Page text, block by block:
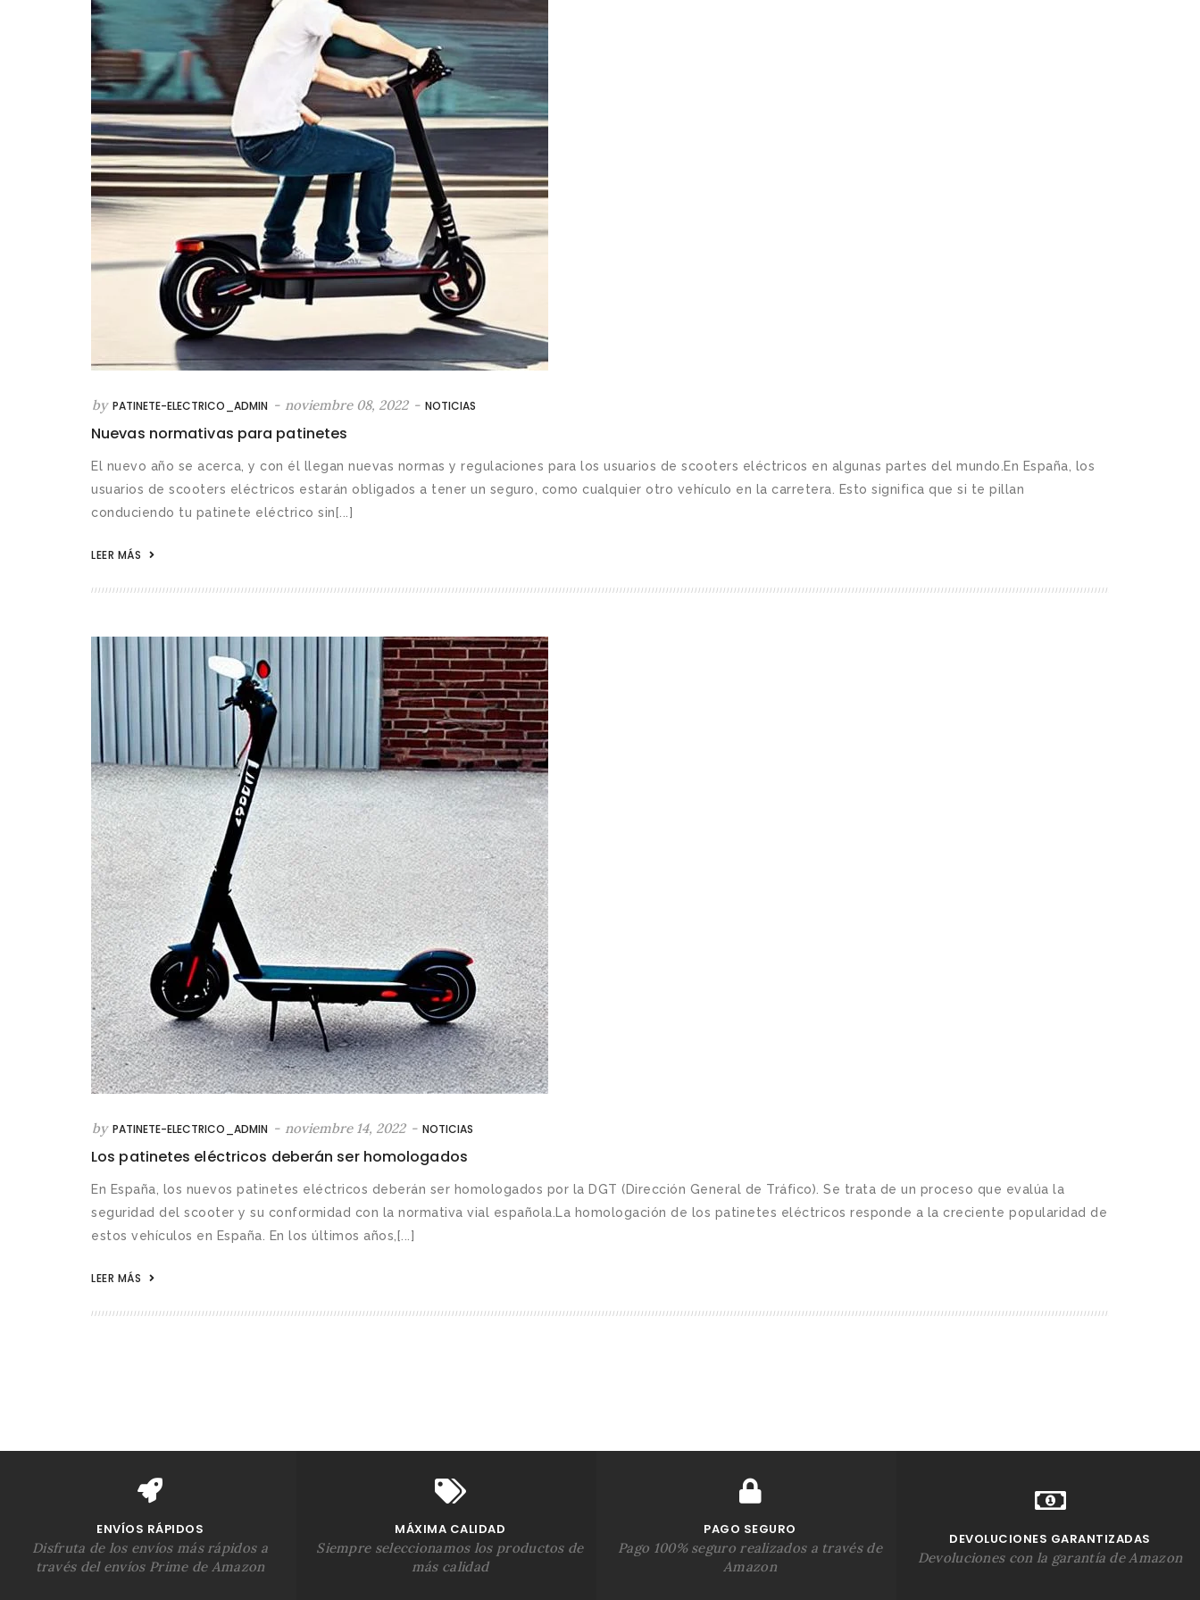
by PATINETE-ELECTRICO_ADMIN - noviembre 08, 2022 - NOTICIAS
Nuevas normativas para patinetes
El nuevo año se acerca, y con él llegan nuevas normas y regulaciones para los usuarios de scooters eléctricos en algunas partes del mundo.En España, los
usuarios de scooters eléctricos estarán obligados a tener un seguro, como cualquier otro vehículo en la carretera. Esto significa que si te pillan
conduciendo tu patinete eléctrico sin[...]
LEER MÁS
by PATINETE-ELECTRICO_ADMIN - noviembre 14, 2022 - NOTICIAS
Los patinetes eléctricos deberán ser homologados
En España, los nuevos patinetes eléctricos deberán ser homologados por la DGT (Dirección General de Tráfico). Se trata de un proceso que evalúa la
seguridad del scooter y su conformidad con la normativa vial española.La homologación de los patinetes eléctricos responde a la creciente popularidad de
estos vehículos en España. En los últimos años,[...]
LEER MÁS
ENVÍOS RÁPIDOS
Disfruta de los envíos más rápidos a
través del envíos Prime de Amazon
MÁXIMA CALIDAD
Siempre seleccionamos los productos de
más calidad
PAGO SEGURO
Pago 100% seguro realizados a través de
Amazon
DEVOLUCIONES GARANTIZADAS
Devoluciones con la garantía de Amazon